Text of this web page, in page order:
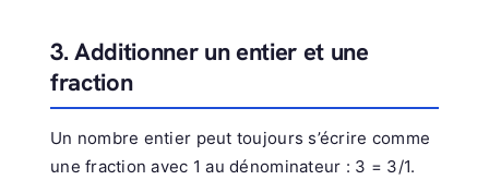
3. Additionner un entier et une
fraction
Un nombre entier peut toujours s’écrire comme
une fraction avec 1 au dénominateur : 3 = 3/1.